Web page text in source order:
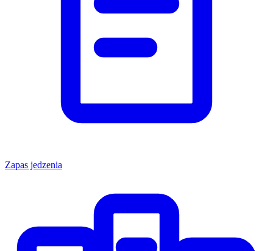
Zapas jedzenia